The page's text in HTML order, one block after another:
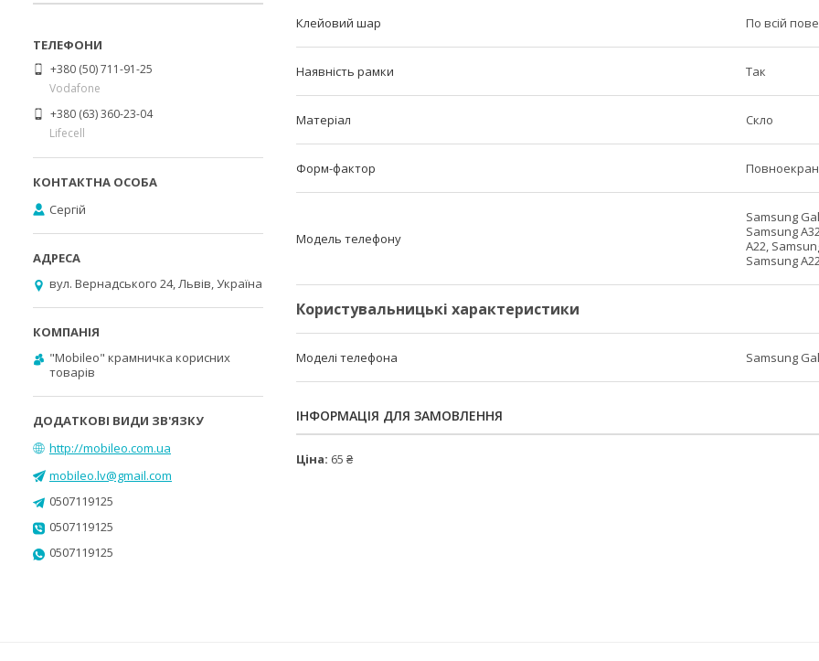
Клейовий шар По всій
Наявність рамки Так
Матеріал Скло
Форм-фактор
Модель телефону
Samsung
Samsung
A22,
Samsung
Користувальницькі характеристики
Моделі телефона Samsung
ІНФОРМАЦІЯ ДЛЯ ЗАМОВЛЕННЯ
Ціна: 65 ₴
+380 (50) 711-91-25
Vodafone
+380 (63) 360-23-04
Lifecell
Сергій
вул. Вернадського 24, Львів, Україна
"Mobileo" крамничка корисних
товарів
http://mobileo.com.ua
mobileo.lv@gmail.com
0507119125
0507119125
0507119125